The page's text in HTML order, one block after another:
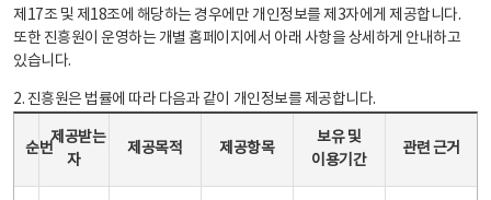
제17조 및 제18조에 해당하는 경우에만 개인정보를 제3자에게 제공합니다.
또한 진흥원이 운영하는 개별 홈페이지에서 아래 사항을 상세하게 안내하고
있습니다.
2. 진흥원은 법률에 따라 다음과 같이 개인정보를 제공합니다.
순번
제공받는
자
제공목적 제공항목
보유 및
이용기간
관련 근거